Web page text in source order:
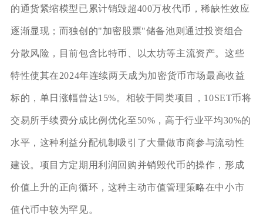
的通货紧缩模型已累计销毁超400万枚代币，稀缺性效应
逐渐显现；而独创的"加密股票"储备池则通过投资组合
分散风险，目前包含比特币、以太坊等主流资产。这些
特性使其在2024年连续两天成为加密货币市场最高收益
标的，单日涨幅曾达15%。相较于同类项目，10SET币将
交易所手续费分成比例优化至50%，高于行业平均30%的
水平，这种利益分配机制吸引了大量做市商参与流动性
建设。项目方定期用利润回购并销毁代币的操作，形成
价值上升的正向循环，这种主动市值管理策略在中小市
值代币中较为罕见。